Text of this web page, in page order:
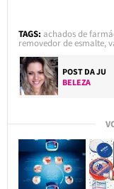
TAGS: achados de
removedor de esmalte,
POST DAJU
BELEZA